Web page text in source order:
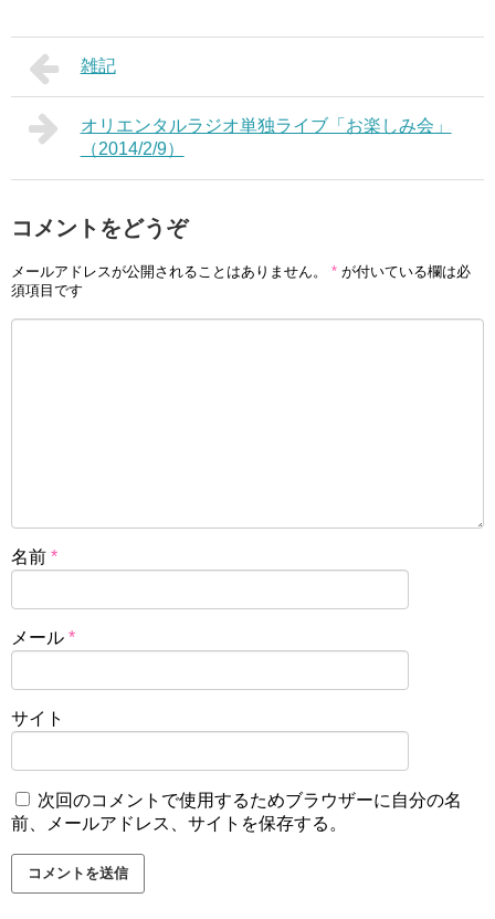
雑記
オリエンタルラジオ単独ライブ「お楽しみ会」
（2014/2/9）
コメントをどうぞ
メールアドレスが公開されることはありません。 * が付いている欄は必
須項目です
名前 *
メール *
サイト
次回のコメントで使用するためブラウザーに自分の名
前、メールアドレス、サイトを保存する。